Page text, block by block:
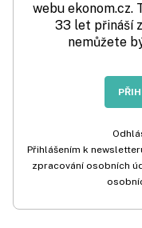
webu ekonom.cz.
33 let přináší
nemůžete
Přihlášením k
zpracování osobních